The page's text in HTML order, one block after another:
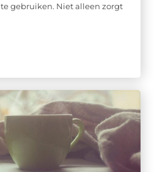
gebruiken. Niet alleen zorgt